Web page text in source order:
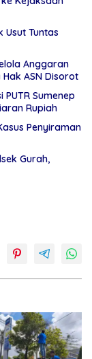
Usut Tuntas
Anggaran
ASN Disorot
Sumenep
Rupiah
Penyiraman
Gurah,